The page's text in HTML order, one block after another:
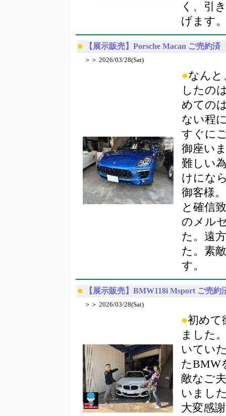
く、引
げます
■ 【展示販売】Porsche Macan ご売約済
＞＞ 2026/03/28(Sat)
●なんと
したの
めての
ない程
すぐに
御座い
難しい
けにな
御客様
と確信
のメル
た。遠
た。素
す。
■ 【展示販売】BMW118i Msport ご売約
＞＞ 2026/03/28(Sat)
●初めて
ました
いてい
たBMW
敵なご
いまし
大変感